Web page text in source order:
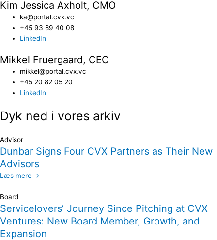
Kim Jessica Axholt, CMO
ka@portal.cvx.vc​
+45 93 89 40 08
LinkedIn
Mikkel Fruergaard, CEO
mikkel@portal.cvx.vc
+45 20 82 05 20
LinkedIn
Dyk ned i vores arkiv
Advisor
Dunbar Signs Four CVX Partners as Their New
Advisors
Læs mere →
Board
Servicelovers’ Journey Since Pitching at CVX
Ventures: New Board Member, Growth, and
Expansion